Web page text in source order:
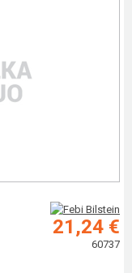
21,24 €
60737